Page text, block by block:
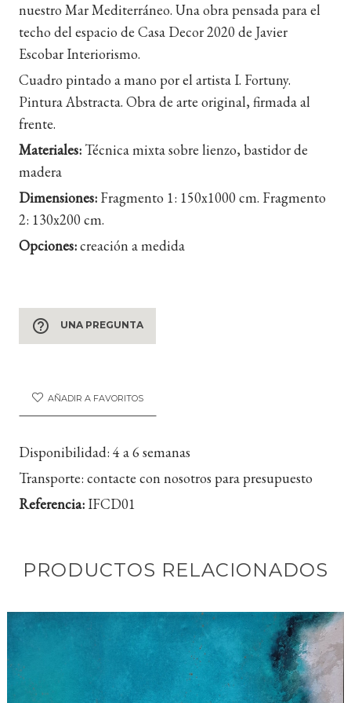
nuestro Mar Mediterráneo. Una obra pensada para el
techo del espacio de Casa Decor 2020 de Javier
Escobar Interiorismo.
Cuadro pintado a mano por el artista I. Fortuny.
Pintura Abstracta. Obra de arte original, firmada al
frente.
Materiales:Técnica mixta sobre lienzo, bastidor de
madera
Dimensiones:Fragmento 1: 150x1000 cm. Fragmento
2: 130x200 cm.
Opciones:creación a medida
help_outline UNA PREGUNTA
AÑADIR A FAVORITOS
Disponibilidad: 4 a 6 semanas
Transporte: contacte con nosotros para presupuesto
Referencia: IFCD01
PRODUCTOS RELACIONADOS